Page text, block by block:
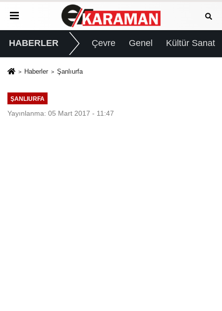
HABERLER Çevre Genel Kültür Sanat
Haberler Şanlıurfa
ŞANLIURFA
Yayınlanma: 05 Mart 2017 - 11:47